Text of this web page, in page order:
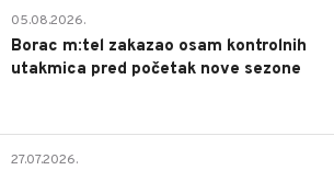
05.08.2026.
Borac m:tel zakazao osam kontrolnih
utakmica pred početak nove sezone
27.07.2026.